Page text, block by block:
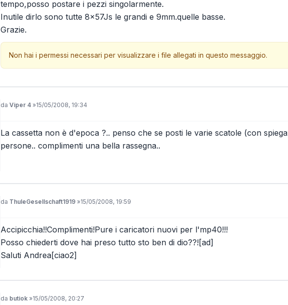
tempo,posso postare i pezzi singolarmente.
Inutile dirlo sono tutte 8x57Js le grandi e 9mm.quelle basse.
Grazie.
Non hai i permessi necessari per visualizzare i file allegati in questo messaggio.
Messaggio
da Viper 4 »15/05/2008, 19:34
La cassetta non è d'epoca ?.. penso che se posti le varie scatole (con
persone.. complimenti una bella rassegna..
Messaggio
da ThuleGesellschaft1919 »15/05/2008, 19:59
Accipicchia!!Complimenti!Pure i caricatori nuovi per l'mp40!!!
Posso chiederti dove hai preso tutto sto ben di dio??![ad]
Saluti Andrea[ciao2]
Messaggio
da butiok »15/05/2008, 20:27